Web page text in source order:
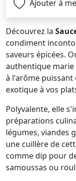
Ajouter à
Découvrez la
condiment
saveurs épicées.
authentique
à l'arôme
exotique à vos
Polyvalente, elle
préparations
légumes, viandes
une cuillère de
comme dip pour
samoussas ou